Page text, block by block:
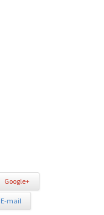
Google+
E-mail